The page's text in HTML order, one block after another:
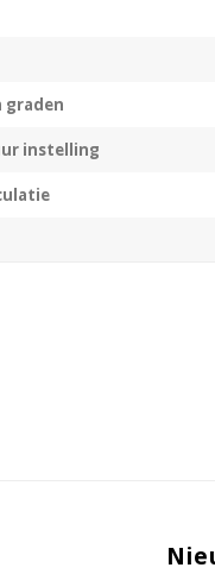
graden
instelling
bij storing